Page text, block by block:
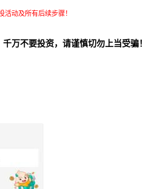
动及所有后续步骤！
万不要投资，请谨慎切勿上当受骗！